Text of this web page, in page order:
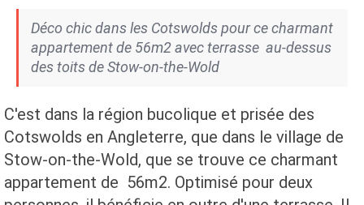
Déco chic dans les Cotswolds pour ce charmant
appartement de 56m2 avec terrasse au-dessus
des toits de Stow-on-the-Wold
C'est dans la région bucolique et prisée des
Cotswolds en Angleterre, que dans le village de
Stow-on-the-Wold, que se trouve ce charmant
appartement de 56m2. Optimisé pour deux